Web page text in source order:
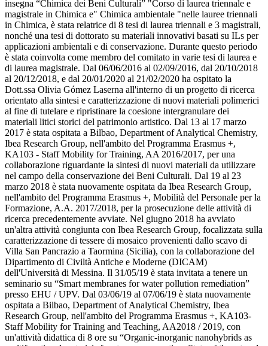
insegna “Chimica dei Beni Culturali” "Corso di laurea triennale e
magistrale in Chimica e" Chimica ambientale "nelle lauree triennali
in Chimica, è stata relatrice di 8 tesi di laurea triennali e 3 magistrali,
nonché una tesi di dottorato su materiali innovativi basati su ILs per
applicazioni ambientali e di conservazione. Durante questo periodo
è stata coinvolta come membro del comitato in varie tesi di laurea e
di laurea magistrale. Dal 06/06/2016 al 02/09/2016, dal 20/10/2018
al 20/12/2018, e dal 20/01/2020 al 21/02/2020 ha ospitato la
Dott.ssa Olivia Gómez Laserna all'interno di un progetto di ricerca
orientato alla sintesi e caratterizzazione di nuovi materiali polimerici
al fine di tutelare e ripristinare la coesione intergranulare dei
materiali litici storici del patrimonio artistico. Dal 13 al 17 marzo
2017 è stata ospitata a Bilbao, Department of Analytical Chemistry,
Ibea Research Group, nell'ambito del Programma Erasmus +,
KA103 - Staff Mobility for Training, AA 2016/2017, per una
collaborazione riguardante la sintesi di nuovi materiali da utilizzare
nel campo della conservazione dei Beni Culturali. Dal 19 al 23
marzo 2018 è stata nuovamente ospitata da Ibea Research Group,
nell'ambito del Programma Erasmus +, Mobilità del Personale per la
Formazione, A.A. 2017/2018, per la prosecuzione delle attività di
ricerca precedentemente avviate. Nel giugno 2018 ha avviato
un'altra attività congiunta con Ibea Research Group, focalizzata sulla
caratterizzazione di tessere di mosaico provenienti dallo scavo di
Villa San Pancrazio a Taormina (Sicilia), con la collaborazione del
Dipartimento di Civiltà Antiche e Moderne (DICAM)
dell'Università di Messina. Il 31/05/19 è stata invitata a tenere un
seminario su “Smart membranes for water pollution remediation”
presso EHU / UPV. Dal 03/06/19 al 07/06/19 è stata nuovamente
ospitata a Bilbao, Department of Analytical Chemistry, Ibea
Research Group, nell'ambito del Programma Erasmus +, KA103-
Staff Mobility for Training and Teaching, AA2018 / 2019, con
un'attività didattica di 8 ore su “Organic-inorganic nanohybrids as